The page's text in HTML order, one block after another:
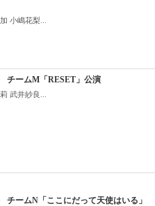
小嶋花梨...
チームM「RESET」公演
武井紗良...
チームN「ここにだって天使はいる」